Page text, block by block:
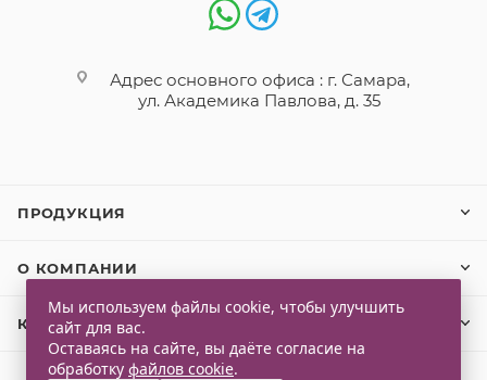
Адрес основного офиса : г. Самара,
ул. Академика Павлова, д. 35
ПРОДУКЦИЯ
О КОМПАНИИ
КЛИЕНТАМ
Мы используем файлы cookie, чтобы улучшить
сайт для вас.
Оставаясь на сайте, вы даёте согласие на
обработку файлов cookie.